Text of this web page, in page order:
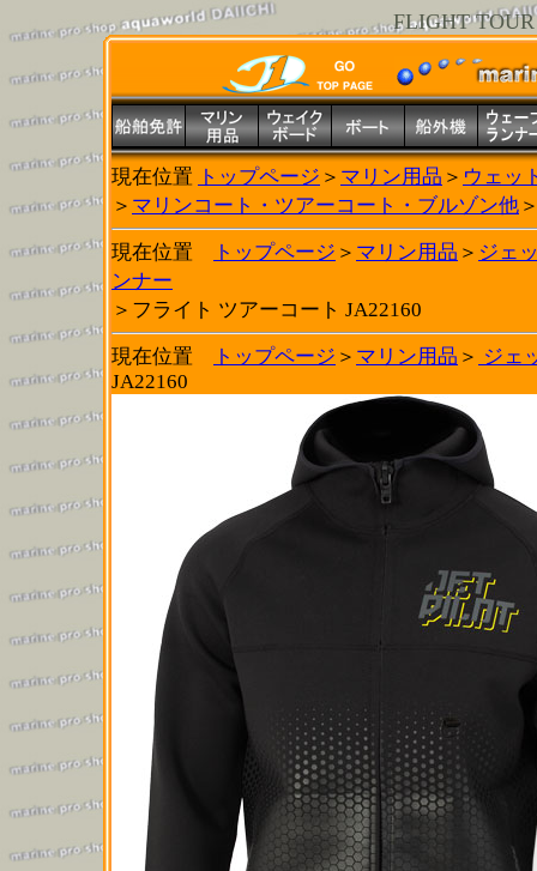
FLIGHT
現在位置 トップページ ＞ マリン用品 ＞ ウェッ
＞ マリンコート・ツアーコート・ブルゾン他
現在位置 トップページ ＞ マリン用品 ＞ ジェ
ンナー
＞フライト ツアーコート JA22160
現在位置 トップページ ＞ マリン用品 ＞ ジェ
JA22160